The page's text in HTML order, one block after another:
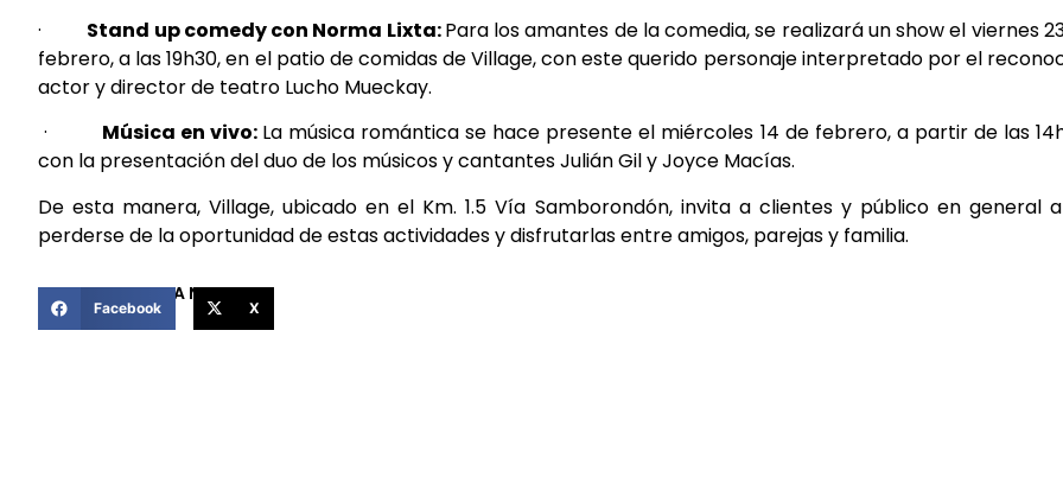
· Stand up comedy con Norma Lixta:Para los amantes de la comedia, se realizará un show el viernes
febrero, a las 19h30, en el patio de comidas de Village, con este querido personaje interpretado por el
actor y director de teatro Lucho Mueckay.
· Música en vivo: La música romántica se hace presente el miércoles 14 de febrero, a partir de las
con la presentación del duo de los músicos y cantantes Julián Gil y Joyce Macías.
De esta manera, Village, ubicado en el Km. 1.5 Vía Samborondón, invita a clientes y público en general
perderse de la oportunidad de estas actividades y disfrutarlas entre amigos, parejas y familia.
COMPARTIR ESTA NOTICIA
Facebook X